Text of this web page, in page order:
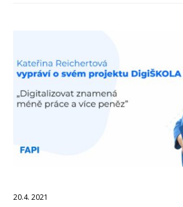
20.4. 2021